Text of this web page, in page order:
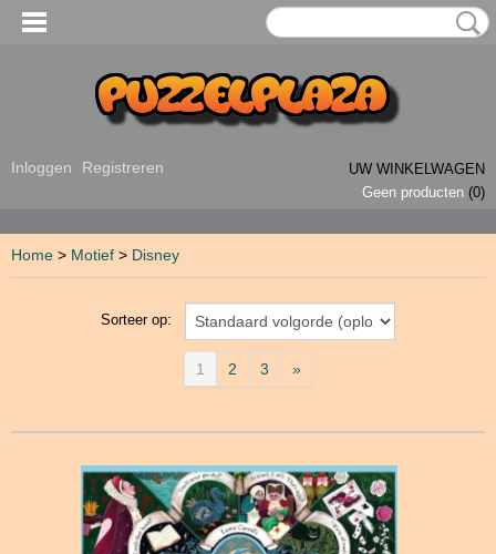
Inloggen Registreren
UW WINKELWAGEN
Geen producten (0)
Home > Motief > Disney
Sorteer op:
1 2 3 »